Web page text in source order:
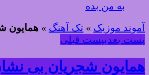
به من بده
آموند موزیک » تک آهنگ » همایون
پست بعدیپست قبلی
همایون شجریان بی